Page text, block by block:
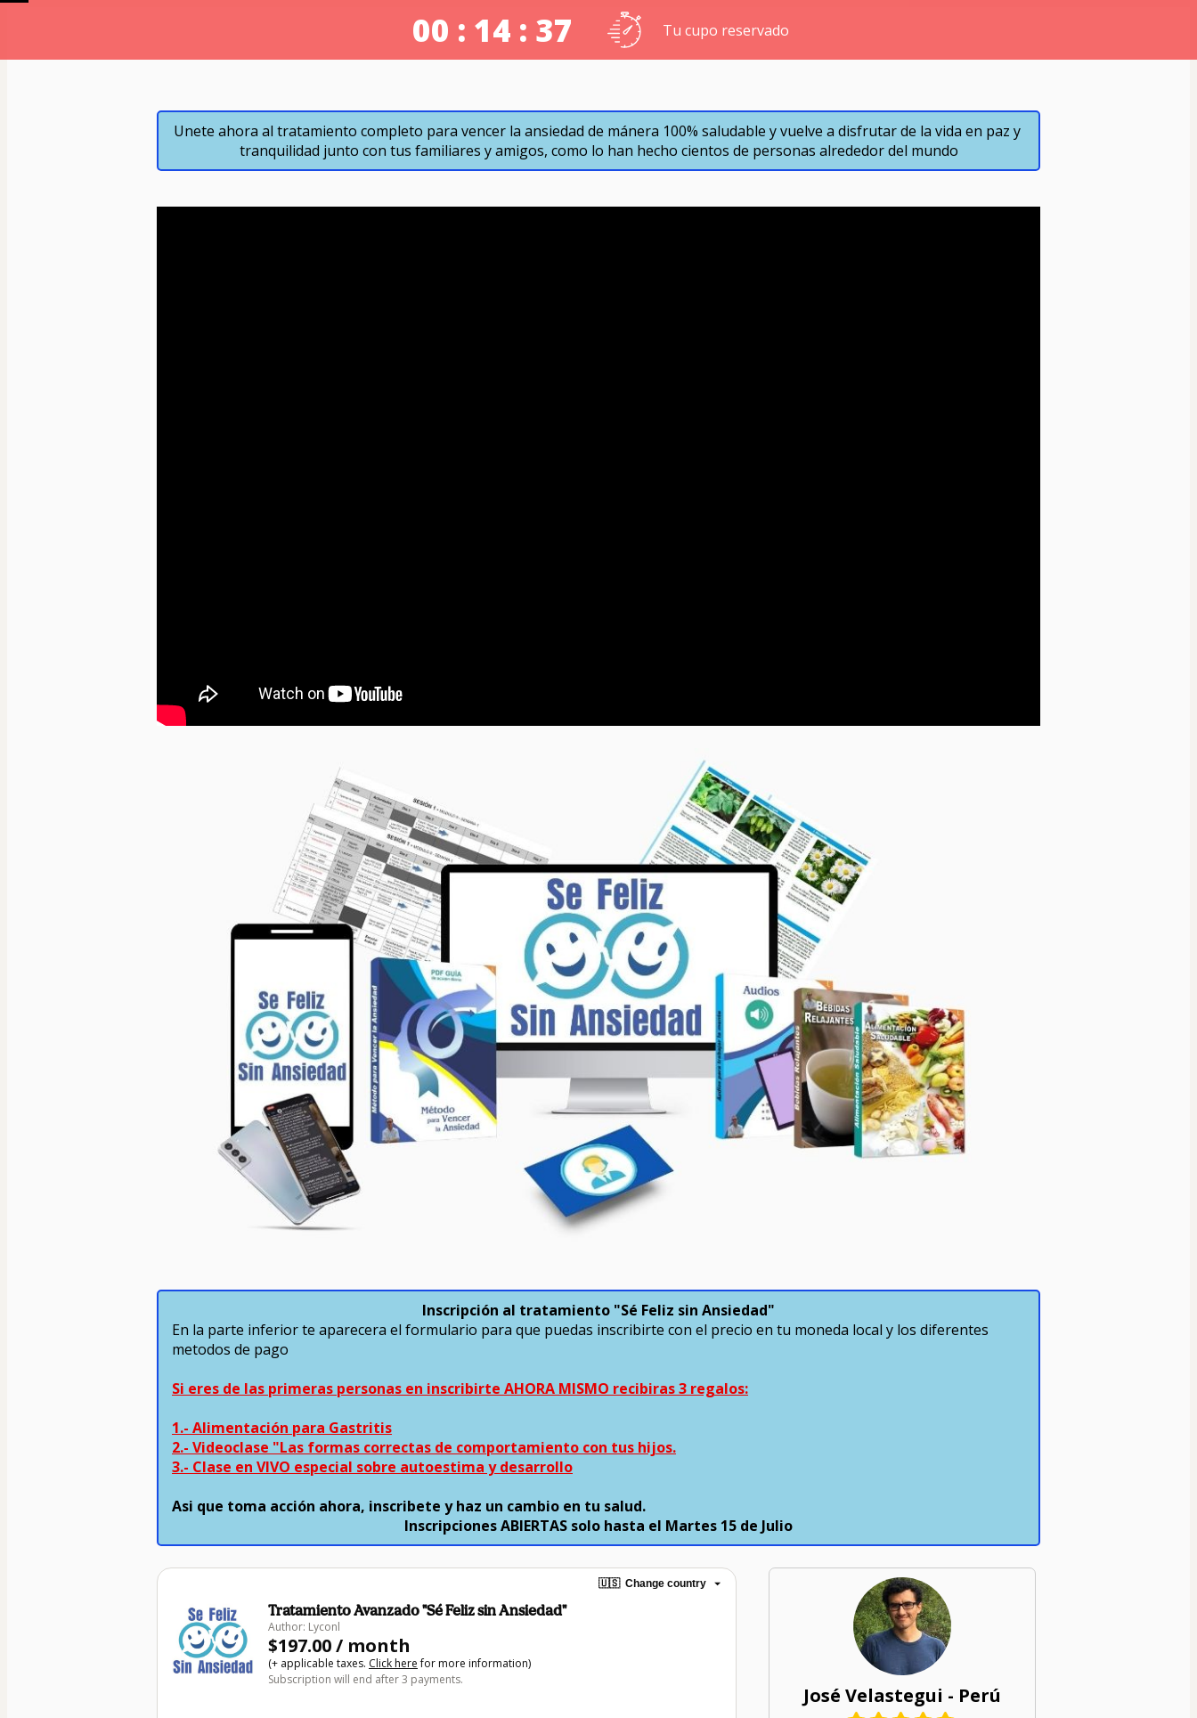
00 : 14 : 36 Tu cupo reservado
Unete ahora al tratamiento completo para vencer la ansiedad de mánera 100% saludable y vuelve a disfrutar de la vida en paz y
tranquilidad junto con tus familiares y amigos, como lo han hecho cientos de personas alrededor del mundo
Inscripción al tratamiento "Sé Feliz sin Ansiedad"
En la parte inferior te aparecera el formulario para que puedas inscribirte con el precio en tu moneda local y los diferentes
metodos de pago
Si eres de las primeras personas en inscribirte AHORA MISMO recibiras 3 regalos:
1.- Alimentación para Gastritis
2.- Videoclase "Las formas correctas de comportamiento con tus hijos.
3.- Clase en VIVO especial sobre autoestima y desarrollo
Asi que toma acción ahora, inscribete y haz un cambio en tu salud.
Inscripciones ABIERTAS solo hasta el Martes 15 de Julio
🇺🇸 Change country
Tratamiento Avanzado "Sé Feliz sin Ansiedad"
Author: Lyconl
$197.00 / month
(+ applicable taxes. Click herefor more information)
Subscription will end after 3 payments.
José Velastegui - Perú